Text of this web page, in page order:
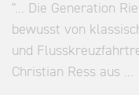
"... Die Generation
bewusst von
und
Christian Ress aus …